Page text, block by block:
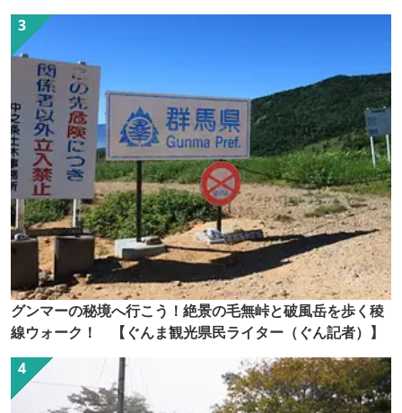
グンマーの秘境へ行こう！絶景の毛無峠と破風岳を歩く稜
線ウォーク！ 【ぐんま観光県民ライター（ぐん記者）】